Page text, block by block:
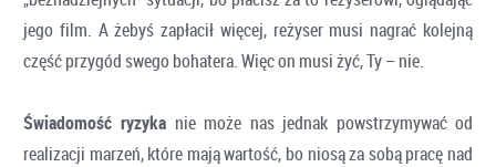
jego film. A żebyś zapłacił więcej, reżyser musi nagrać kolejną
część przygód swego bohatera. Więc on musi żyć, Ty – nie.
Świadomość ryzyka nie może nas jednak powstrzymywać od
realizacji marzeń, które mają wartość, bo niosą za sobą pracę nad